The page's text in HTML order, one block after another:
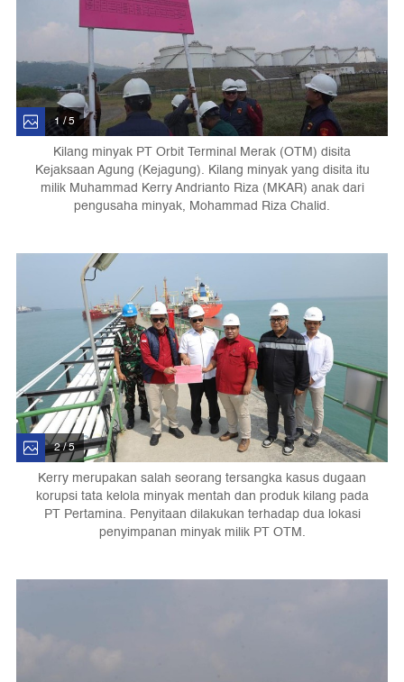
1 / 5
Kilang minyak PT Orbit Terminal Merak (OTM) disita
Kejaksaan Agung (Kejagung). Kilang minyak yang disita itu
milik Muhammad Kerry Andrianto Riza (MKAR) anak dari
pengusaha minyak, Mohammad Riza Chalid.
2 / 5
Kerry merupakan salah seorang tersangka kasus dugaan
korupsi tata kelola minyak mentah dan produk kilang pada
PT Pertamina. Penyitaan dilakukan terhadap dua lokasi
penyimpanan minyak milik PT OTM.